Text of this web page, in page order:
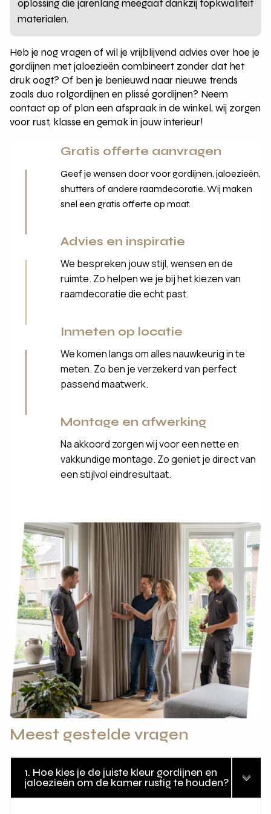
oplossing die jarenlang meegaat dankzij topkwaliteit
materialen.
Heb je nog vragen of wil je vrijblijvend advies over hoe je
gordijnen met jaloezieën combineert zonder dat het
druk oogt? Of ben je benieuwd naar nieuwe trends
zoals duo rolgordijnen en plissé gordijnen? Neem
contact op of plan een afspraak in de winkel, wij zorgen
voor rust, klasse en gemak in jouw interieur!
Gratis offerte aanvragen
Geef je wensen door voor gordijnen, jaloezieën,
shutters of andere raamdecoratie. Wij maken
snel een gratis offerte op maat.
Advies en inspiratie
We bespreken jouw stijl, wensen en de
ruimte. Zo helpen we je bij het kiezen van
raamdecoratie die echt past.
Inmeten op locatie
We komen langs om alles nauwkeurig in te
meten. Zo ben je verzekerd van perfect
passend maatwerk.
Montage en afwerking
Na akkoord zorgen wij voor een nette en
vakkundige montage. Zo geniet je direct van
een stijlvol eindresultaat.
Meest gestelde vragen
1. Hoe kies je de juiste kleur gordijnen en
jaloezieën om de kamer rustig te houden?